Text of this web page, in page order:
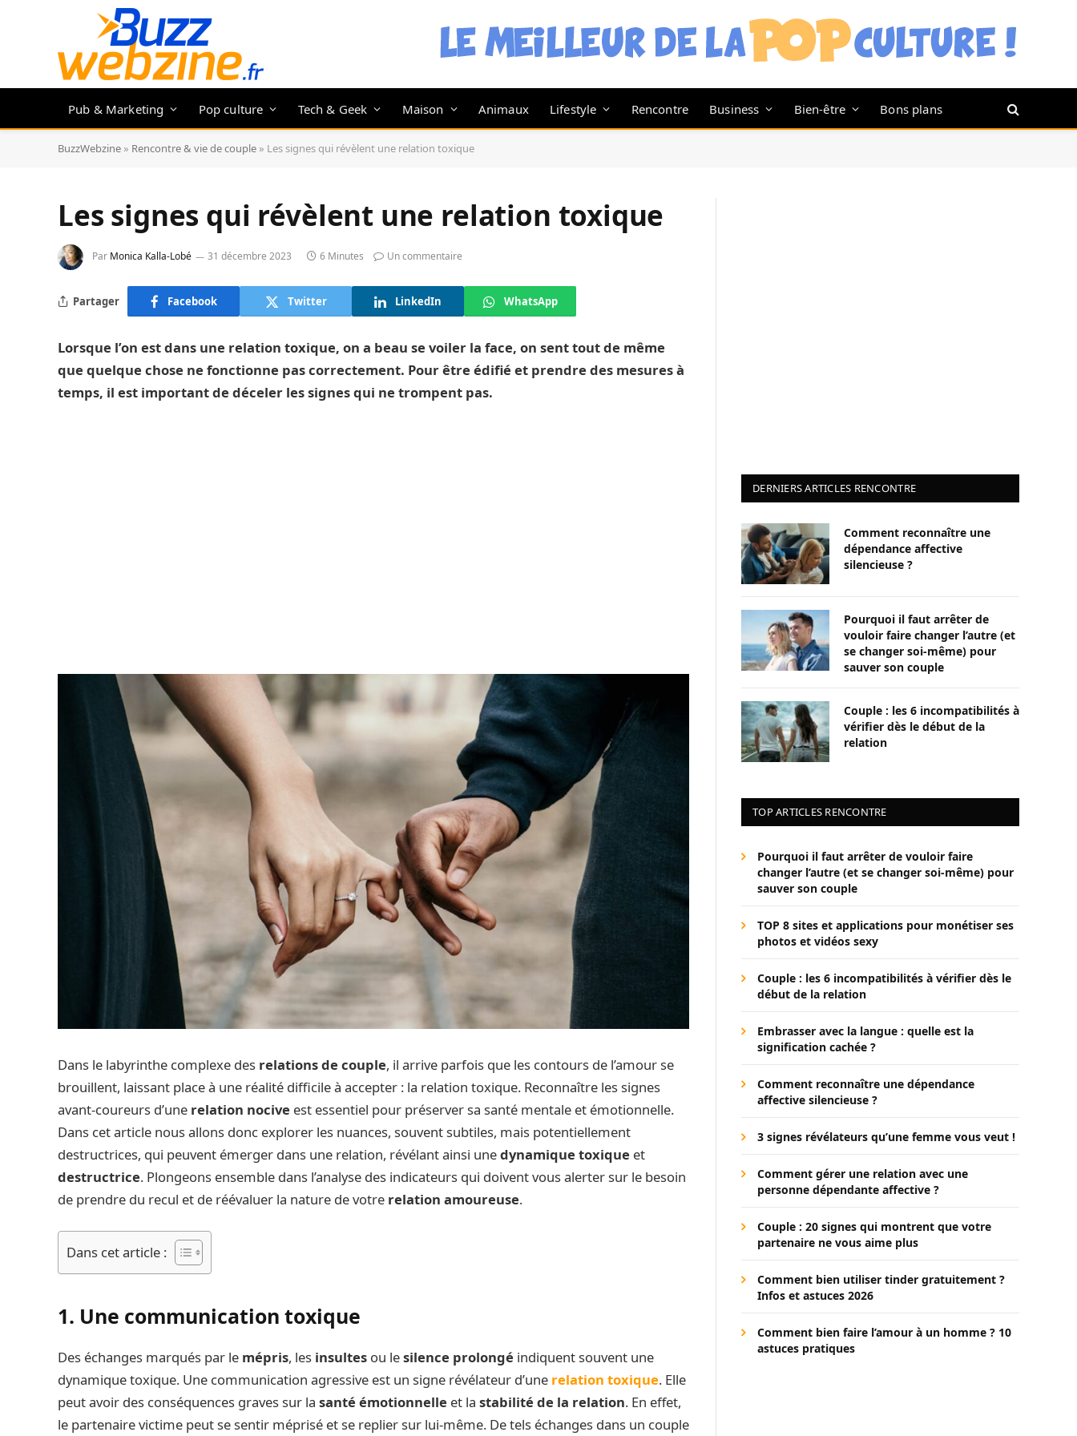
Pub & Marketing Pop culture Tech & Geek Maison Animaux Lifestyle Rencontre Business Bien-être Bons plans
BuzzWebzine » Rencontre & vie de couple » Les signes qui révèlent une relation toxique
Les signes qui révèlent une relation toxique
Par Monica Kalla-Lobé 31 décembre 2023 6 Minutes Un commentaire
Partager Facebook Twitter LinkedIn WhatsApp
Lorsque l’on est dans une relation toxique, on a beau se voiler la face, on sent tout de même
que quelque chose ne fonctionne pas correctement. Pour être édifié et prendre des mesures à
temps, il est important de déceler les signes qui ne trompent pas.
Dans le labyrinthe complexe des relations de couple, il arrive parfois que les contours de l’amour se
brouillent, laissant place à une réalité difficile à accepter : la relation toxique. Reconnaître les signes
avant-coureurs d’une relation nocive est essentiel pour préserver sa santé mentale et émotionnelle.
Dans cet article nous allons donc explorer les nuances, souvent subtiles, mais potentiellement
destructrices, qui peuvent émerger dans une relation, révélant ainsi unedynamique toxique et
destructrice. Plongeons ensemble dans l’analyse des indicateurs qui doivent vous alerter sur le besoin
de prendre du recul et de réévaluer la nature de votre relation amoureuse.
Dans cet article :
1. Une communication toxique
Des échanges marqués par le mépris, les insultes ou lesilence prolongé indiquent souvent une
dynamique toxique. Une communication agressive est un signe révélateur d’une relation toxique. Elle
peut avoir des conséquences graves sur la santé émotionnelle et la stabilité de la relation. En effet,
le partenaire victime peut se sentir méprisé et se replier sur lui-même. De tels échanges dans un couple
DERNIERS ARTICLES RENCONTRE
Comment reconnaître une
dépendance affective
silencieuse ?
Pourquoi il faut arrêter de
vouloir faire changer l’autre (et
se changer soi-même) pour
sauver son couple
Couple : les 6 incompatibilités à
vérifier dès le début de la
relation
TOP ARTICLES RENCONTRE
Pourquoi il faut arrêter de vouloir faire
changer l’autre (et se changer soi-même) pour
sauver son couple
TOP 8 sites et applications pour monétiser ses
photos et vidéos sexy
Couple : les 6 incompatibilités à vérifier dès le
début de la relation
Embrasser avec la langue : quelle est la
signification cachée ?
Comment reconnaître une dépendance
affective silencieuse ?
3 signes révélateurs qu’une femme vous veut !
Comment gérer une relation avec une
personne dépendante affective ?
Couple : 20 signes qui montrent que votre
partenaire ne vous aime plus
Comment bien utiliser tinder gratuitement ?
Infos et astuces 2026
Comment bien faire l’amour à un homme ? 10
astuces pratiques